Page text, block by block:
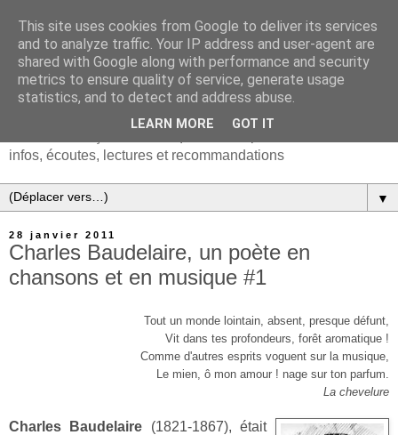
infos, écoutes, lectures et recommandations
▼
28 janvier 2011
Charles Baudelaire, un poète en
chansons et en musique #1
Tout un monde lointain, absent, presque défunt,
Vit dans tes profondeurs, forêt aromatique !
Comme d'autres esprits voguent sur la musique,
Le mien, ô mon amour ! nage sur ton parfum.
La chevelure
Charles Baudelaire (1821-1867), était
This site uses cookies from Google to deliver its services
and to analyze traffic. Your IP address and user-agent are
shared with Google along with performance and security
metrics to ensure quality of service, generate usage
statistics, and to detect and address abuse.
LEARN MORE GOT IT